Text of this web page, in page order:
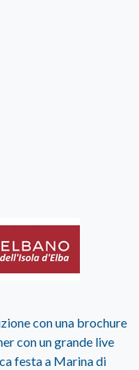
con una brochure
con un grande live
festa a Marina di